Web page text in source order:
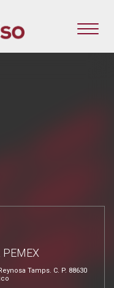
PEMEX
Tamps. C. P. 88630